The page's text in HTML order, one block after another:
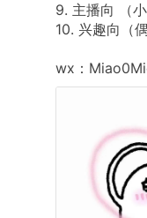
9. 主播向
（
10. 兴趣向（
wx：